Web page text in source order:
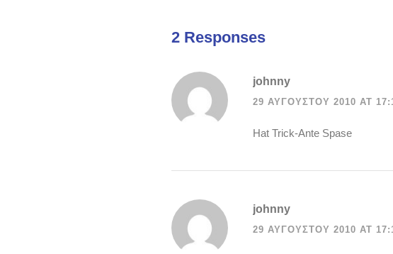
2 Responses
johnny
29 ΑΥΓΟΎΣΤΟΥ 2010 AT
Hat Trick-Ante Spase
johnny
29 ΑΥΓΟΎΣΤΟΥ 2010 AT